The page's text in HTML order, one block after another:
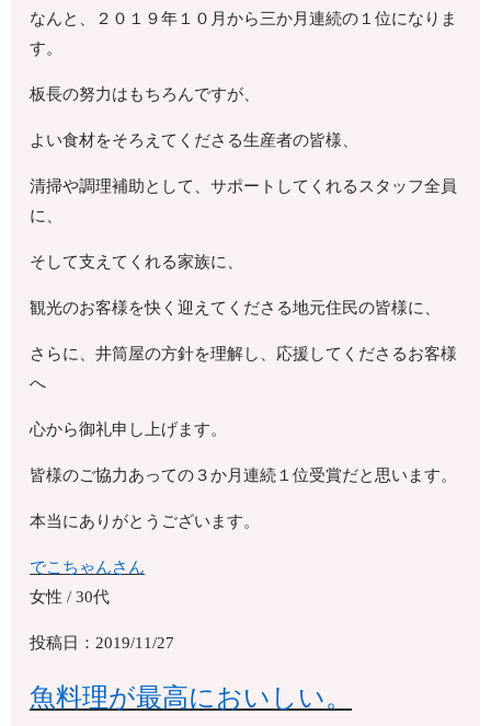
なんと、２０１９年１０月から三か月連続の１位になりま
す。
板長の努力はもちろんですが、
よい食材をそろえてくださる生産者の皆様、
清掃や調理補助として、サポートしてくれるスタッフ全員
に、
そして支えてくれる家族に、
観光のお客様を快く迎えてくださる地元住民の皆様に、
さらに、井筒屋の方針を理解し、応援してくださるお客様
へ
心から御礼申し上げます。
皆様のご協力あっての３か月連続１位受賞だと思います。
本当にありがとうございます。
でこちゃんさん
女性 / 30代
投稿日：2019/11/27
魚料理が最高においしい。